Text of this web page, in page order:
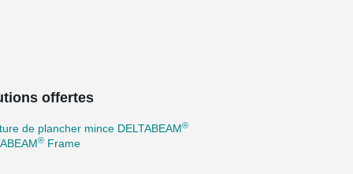
offertes
de plancher mince DELTABEAM®
® Frame